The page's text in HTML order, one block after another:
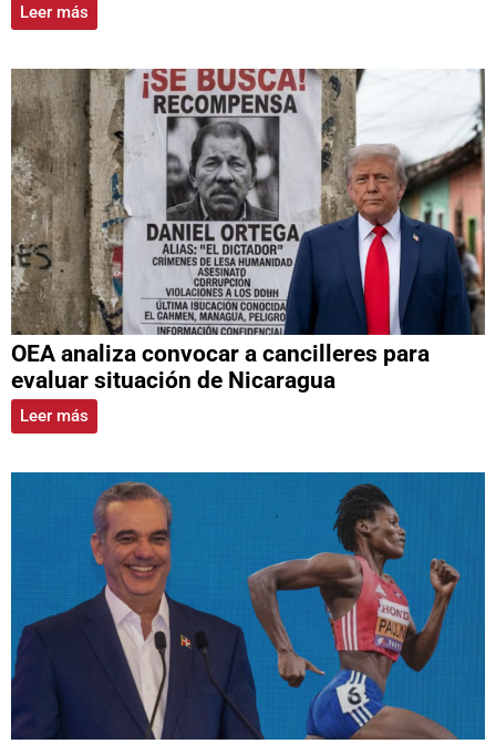
Leer más
OEA analiza convocar a cancilleres para
evaluar situación de Nicaragua
Leer más